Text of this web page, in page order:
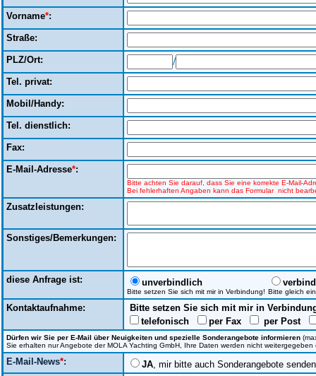
Vorname*:
Straße:
PLZ/Ort: /
Tel. privat:
Mobil/Handy:
Tel. dienstlich:
Fax:
E-Mail-Adresse*:
Bitte achten Sie darauf, dass Sie eine korrekte E-Mail-
Bei fehlerhaften Angaben kann das Formular nicht
Zusatzleistungen:
Sonstiges/Bemerkungen:
diese Anfrage ist: unverbindlich
Bitte setzen Sie sich mit mir in Verbindung! Bitte gleich
Kontaktaufnahme:
Bitte setzen Sie sich mit mir in
telefonisch
per Fax per Post
Dürfen wir Sie per E-Mail über Neuigkeiten und spezielle Sonderangebote informieren
Sie erhalten nur Angebote der MOLA Yachting GmbH, Ihre Daten werden nicht
E-Mail-News*: JA, mir bitte auch Sonderangebote